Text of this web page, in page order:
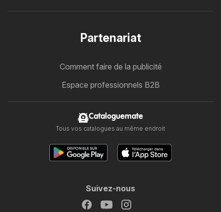
Partenariat
Comment faire de la publicité
Espace professionnels B2B
Cataloguemate
Tous vos catalogues au même endroit
Suivez-nous